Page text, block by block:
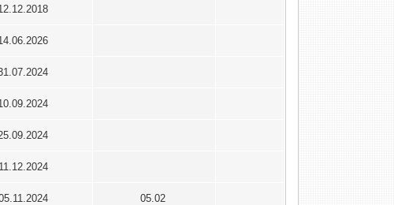
11.12.2024
05.02